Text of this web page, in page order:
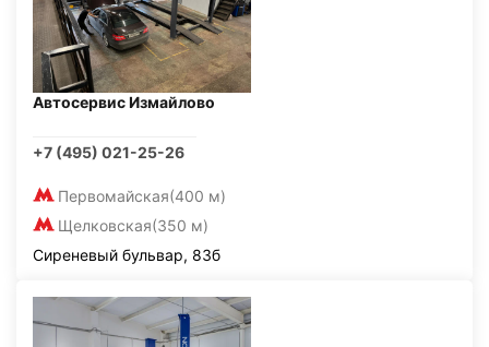
Автосервис Измайлово
+7 (495) 021-25-26
Первомайская(400 м)
Щелковская(350 м)
Сиреневый бульвар, 83б